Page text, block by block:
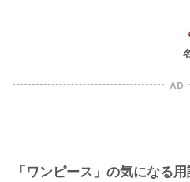
AD
「ワンピース」の気になる